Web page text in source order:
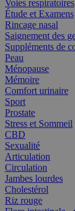
Voies respiratoires
Étude et Examens
Rincage nasal
Saignement des
Suppléments de
Peau
Ménopause
Mémoire
Comfort urinaire
Sport
Prostate
Stress et Sommeil
CBD
Sexualité
Articulation
Circulation
Jambes lourdes
Cholestérol
Riz rouge